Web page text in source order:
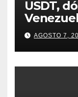
USDT,
AGOSTO 7,